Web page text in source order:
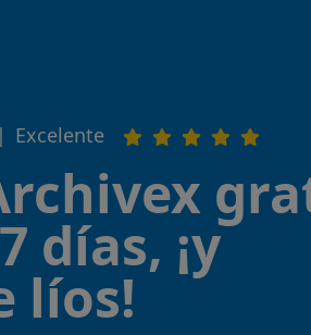
| Excelente
días, ¡y
líos!